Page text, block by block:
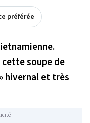
préférée
soupe de
hivernal et très